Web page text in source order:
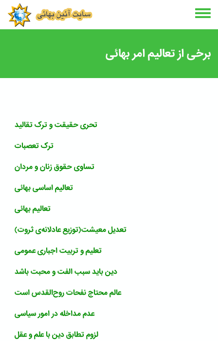
Skip
main
برخی از تعالیم امر بهائی
تحری حقیقت و ترک تقالید
ترک تعصبات
تساوی حقوق زنان و مردان
تعالیم اساسی بهائی
تعالیم بهائی
تعدیل معیشت(توزیع عادلانه‌ی ثروت)
تعلیم و تربیت اجباری عمومی
دین باید سبب الفت و محبت باشد
عالم محتاج نفحات روح‌القدس است
عدم مداخله در امور سیاسی
لزوم تطابق دین با علم و عقل